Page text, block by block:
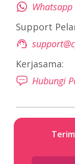
Whatsapp
Support
Kerjasama:
Hubungi